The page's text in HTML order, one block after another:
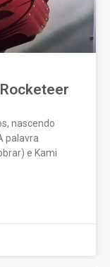
nascendo
palavra
e Kami